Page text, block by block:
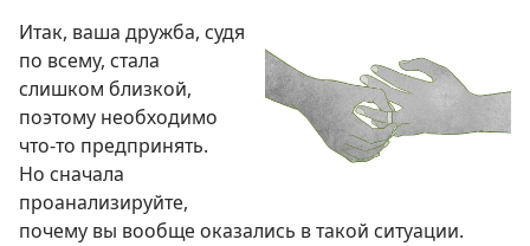
Итак, ваша дружба, судя
по всему, стала
слишком близкой,
поэтому необходимо
что-то предпринять.
Но сначала
проанализируйте,
почему вы вообще оказались в такой ситуации.